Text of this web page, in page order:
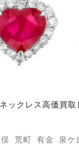
ックレス高価買取
荒町 有金 泉ケ